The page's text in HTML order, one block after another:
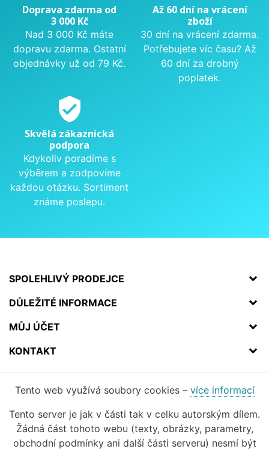
Doprava zdarma od
3 000 Kč
Nad 3 000 Kč máte
dopravu zdarma. Ostatní
objednávky už od 79 Kč.
Až 60 dní na vrácení
zboží
30 dní na vrácení zdarma.
Potřebujete víc času? Až
60 dní za drobný
poplatek.
verified_user
Skvělá zákaznická
podpora
Kdykoliv poradíme s
výběrem a zodpovíme
každou otázku. Sortiment
známe poslepu.
SPOLEHLIVÝ PRODEJCE
DŮLEŽITÉ INFORMACE
MŮJ ÚČET
KONTAKT
Tento web využívá soubory cookies – více informací
Tento server je jak v části tak v celku autorským dílem.
Žádná část tohoto webu (texty, obrázky, parametry,
obchodní podmínky ani další části serveru) nesmí být